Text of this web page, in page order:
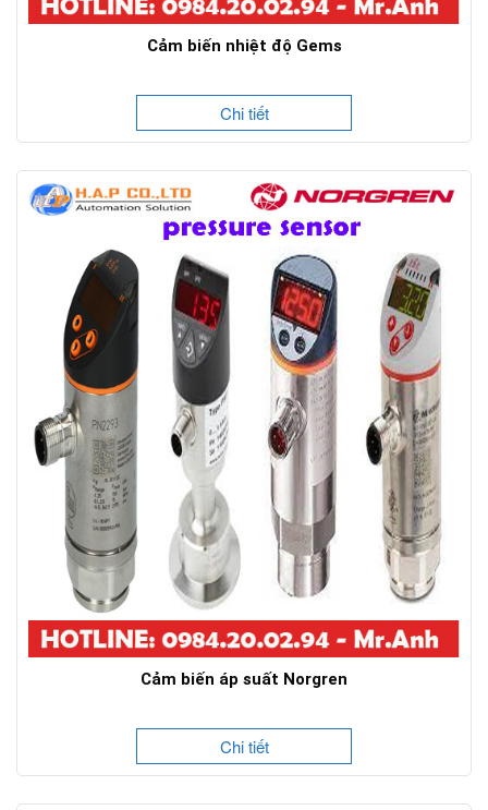
Cảm biến nhiệt độ Gems
Chi tiết
Cảm biến áp suất Norgren
Chi tiết